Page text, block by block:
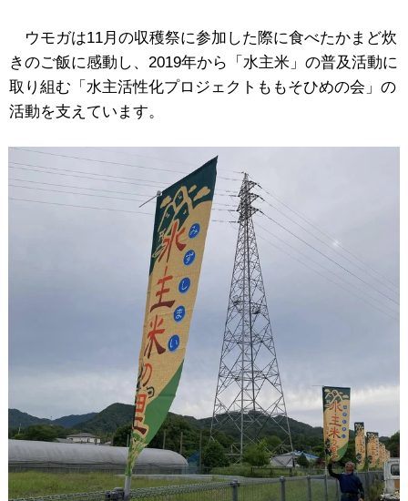
ウモガは11月の収穫祭に参加した際に食べたかまど炊
きのご飯に感動し、2019年から「水主米」の普及活動に
取り組む「水主活性化プロジェクトももそひめの会」の
活動を支えています。